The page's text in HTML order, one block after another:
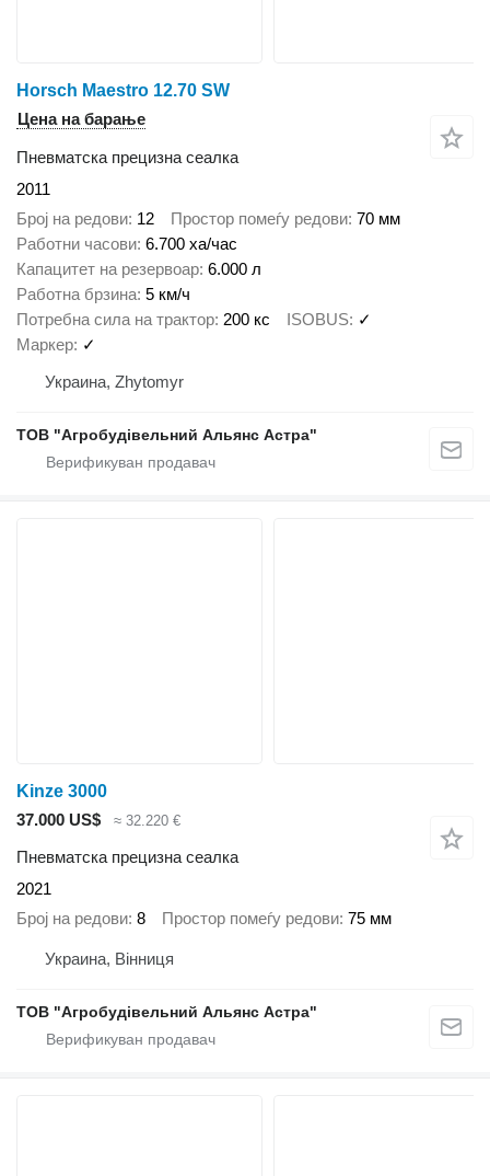
Horsch Maestro 12.70 SW
Цена на барање
Пневматска прецизна сеалка
2011
Број на редови 12 Простор помеѓу редови 70 мм
Работни часови 6.700 ха/час
Капацитет на резервоар 6.000 л
Работна брзина 5 км/ч
Потребна сила на трактор 200 кс ISOBUS ✓
Маркер ✓
Украина, Zhytomyr
ТОВ "Агробудівельний Альянс Астра"
Kinze 3000
37.000 US$
≈ 32.220 €
Пневматска прецизна сеалка
2021
Број на редови 8 Простор помеѓу редови 75 мм
Украина, Вінниця
ТОВ "Агробудівельний Альянс Астра"